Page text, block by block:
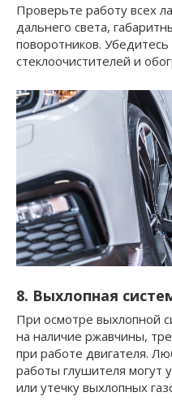
Проверьте работу всех
дальнего света,
поворотников. Убедитесь
стеклоочистителей и
8. Выхлопная
При осмотре выхлопной
на наличие ржавчины,
при работе двигателя.
работы глушителя могут
или утечку выхлопных